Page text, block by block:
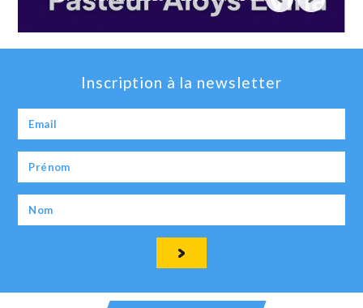
Inscription à la newsletter